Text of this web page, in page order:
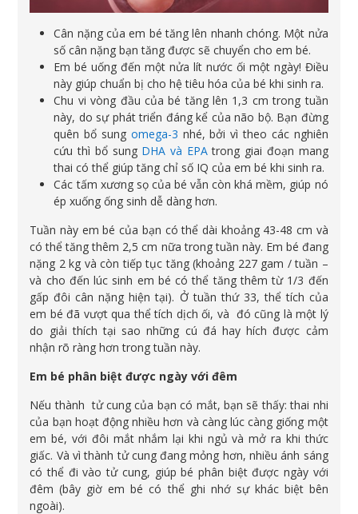
Cân nặng của em bé tăng lên nhanh chóng. Một nửa
số cân nặng bạn tăng được sẽ chuyển cho em bé.
Em bé uống đến một nửa lít nước ối một ngày! Điều
này giúp chuẩn bị cho hệ tiêu hóa của bé khi sinh ra.
Chu vi vòng đầu của bé tăng lên 1,3 cm trong tuần
này, do sự phát triển đáng kể của não bộ. Bạn đừng
quên bổ sung omega-3 nhé, bởi vì theo các nghiên
cứu thì bổ sungDHA và EPAtrong giai đoạn mang
thai có thể giúp tăng chỉ số IQ của em bé khi sinh ra.
Các tấm xương sọ của bé vẫn còn khá mềm, giúp nó
ép xuống ống sinh dễ dàng hơn.
Tuần này em bé của bạn có thể dài khoảng 43-48 cm và
có thể tăng thêm 2,5 cm nữa trong tuần này. Em bé đang
nặng 2 kg và còn tiếp tục tăng (khoảng 227 gam / tuần –
và cho đến lúc sinh em bé có thể tăng thêm từ 1/3 đến
gấp đôi cân nặng hiện tại). Ở tuần thứ 33, thể tích của
em bé đã vượt qua thể tích dịch ối, và đó cũng là một lý
do giải thích tại sao những cú đá hay hích được cảm
nhận rõ ràng hơn trong tuần này.
Em bé phân biệt được ngày với đêm
Nếu thành tử cung của bạn có mắt, bạn sẽ thấy: thai nhi
của bạn hoạt động nhiều hơn và càng lúc càng giống một
em bé, với đôi mắt nhắm lại khi ngủ và mở ra khi thức
giấc. Và vì thành tử cung đang mỏng hơn, nhiều ánh sáng
có thể đi vào tử cung, giúp bé phân biệt được ngày với
đêm (bây giờ em bé có thể ghi nhớ sự khác biệt bên
ngoài).